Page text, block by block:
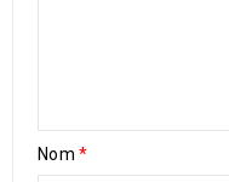
Nom *